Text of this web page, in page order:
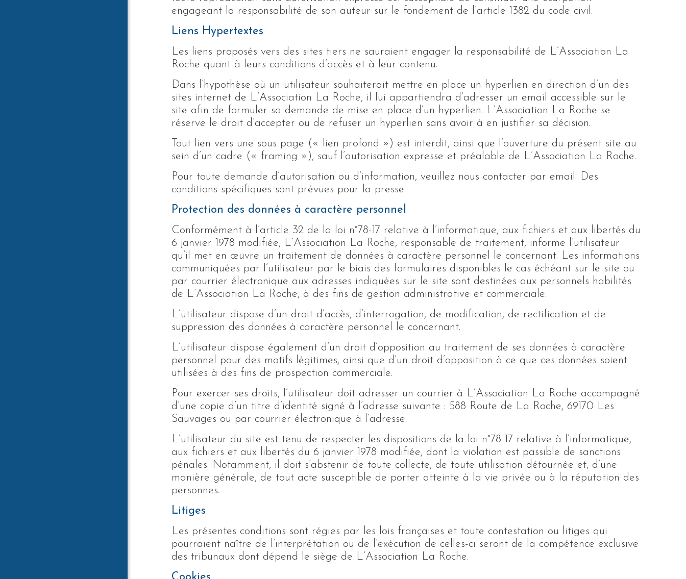
engageant la responsabilité de son auteur sur le fondement de l’article 1382 du code civil.
Liens Hypertextes
Les liens proposés vers des sites tiers ne sauraient engager la responsabilité de L’Association La
Roche quant à leurs conditions d’accès et à leur contenu.
Dans l’hypothèse où un utilisateur souhaiterait mettre en place un hyperlien en direction d’un des
sites internet de L’Association La Roche, il lui appartiendra d’adresser un email accessible sur le
site afin de formuler sa demande de mise en place d’un hyperlien. L’Association La Roche se
réserve le droit d’accepter ou de refuser un hyperlien sans avoir à en justifier sa décision.
Tout lien vers une sous page (« lien profond ») est interdit, ainsi que l’ouverture du présent site au
sein d’un cadre (« framing »), sauf l’autorisation expresse et préalable de L’Association La Roche.
Pour toute demande d’autorisation ou d’information, veuillez nous contacter par email. Des
conditions spécifiques sont prévues pour la presse.
Protection des données à caractère personnel
Conformément à l’article 32 de la loi n°78-17 relative à l’informatique, aux fichiers et aux libertés du
6 janvier 1978 modifiée, L’Association La Roche, responsable de traitement, informe l’utilisateur
qu’il met en œuvre un traitement de données à caractère personnel le concernant. Les informations
communiquées par l’utilisateur par le biais des formulaires disponibles le cas échéant sur le site ou
par courrier électronique aux adresses indiquées sur le site sont destinées aux personnels habilités
de L’Association La Roche, à des fins de gestion administrative et commerciale.
L’utilisateur dispose d’un droit d’accès, d’interrogation, de modification, de rectification et de
suppression des données à caractère personnel le concernant.
L’utilisateur dispose également d’un droit d’opposition au traitement de ses données à caractère
personnel pour des motifs légitimes, ainsi que d’un droit d’opposition à ce que ces données soient
utilisées à des fins de prospection commerciale.
Pour exercer ses droits, l’utilisateur doit adresser un courrier à L’Association La Roche accompagné
d’une copie d’un titre d’identité signé à l’adresse suivante : 588 Route de La Roche, 69170 Les
Sauvages ou par courrier électronique à l’adresse.
L’utilisateur du site est tenu de respecter les dispositions de la loi n°78-17 relative à l’informatique,
aux fichiers et aux libertés du 6 janvier 1978 modifiée, dont la violation est passible de sanctions
pénales. Notamment, il doit s’abstenir de toute collecte, de toute utilisation détournée et, d’une
manière générale, de tout acte susceptible de porter atteinte à la vie privée ou à la réputation des
personnes.
Litiges
Les présentes conditions sont régies par les lois françaises et toute contestation ou litiges qui
pourraient naître de l’interprétation ou de l’exécution de celles-ci seront de la compétence exclusive
des tribunaux dont dépend le siège de L’Association La Roche.